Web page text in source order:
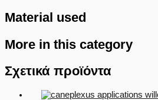
Material used
More in this category
Σχετικά προϊόντα